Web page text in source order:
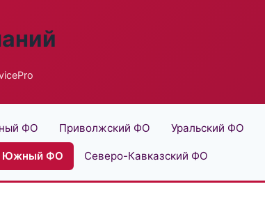
ФО Приволжский ФО Уральский ФО
Южный ФО Северо-Кавказский ФО